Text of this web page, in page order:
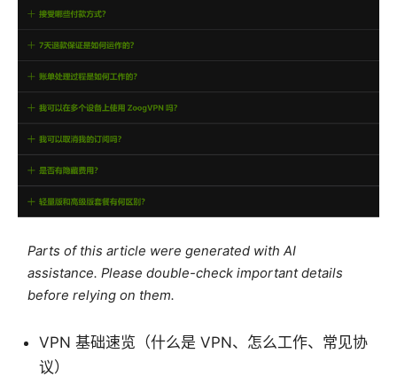
Parts of this article were generated with AI
assistance. Please double-check important details
before relying on them.
VPN 基础速览（什么是 VPN、怎么工作、常见协
议）